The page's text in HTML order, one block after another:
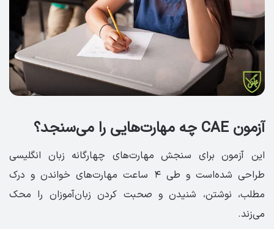
آزمون CAE چه مهارت‌هایی را می‌سنجد؟
این آزمون برای سنجش مهارت‌های چهارگانه زبان انگلیسی
طراحی شده‌است و طی ۴ ساعت مهارت‌های خواندن و درک
مطلب، نوشتن، شنیدن و صحبت کردن زبان‌آموزان را محک
می‌زند.